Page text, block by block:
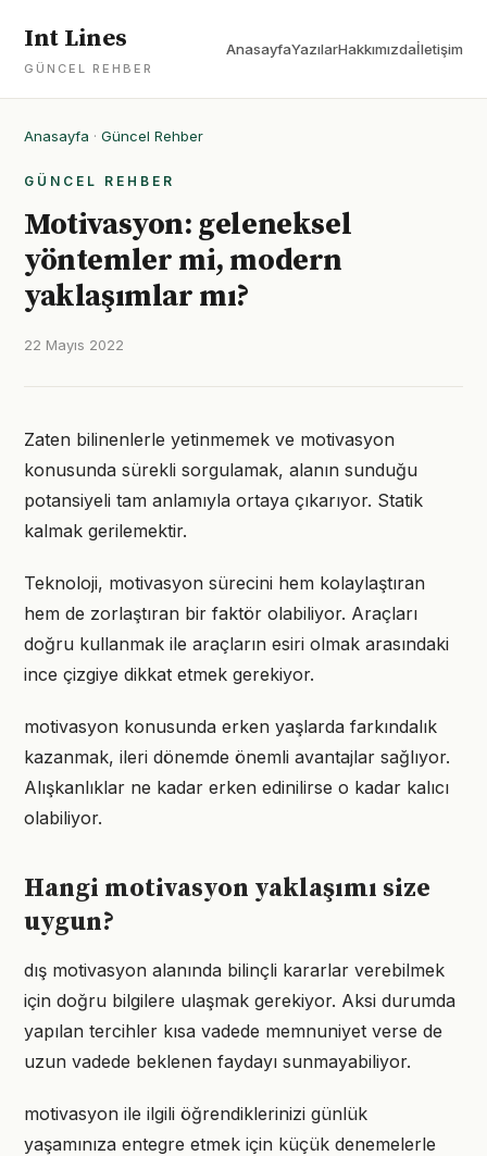
Int Lines
GÜNCEL REHBER
AnasayfaYazılarHakkımızdaİletişim
Anasayfa · Güncel Rehber
GÜNCEL REHBER
Motivasyon: geleneksel
yöntemler mi, modern
yaklaşımlar mı?
22 Mayıs 2022
Zaten bilinenlerle yetinmemek ve motivasyon
konusunda sürekli sorgulamak, alanın sunduğu
potansiyeli tam anlamıyla ortaya çıkarıyor. Statik
kalmak gerilemektir.
Teknoloji, motivasyon sürecini hem kolaylaştıran
hem de zorlaştıran bir faktör olabiliyor. Araçları
doğru kullanmak ile araçların esiri olmak arasındaki
ince çizgiye dikkat etmek gerekiyor.
motivasyon konusunda erken yaşlarda farkındalık
kazanmak, ileri dönemde önemli avantajlar sağlıyor.
Alışkanlıklar ne kadar erken edinilirse o kadar kalıcı
olabiliyor.
Hangi motivasyon yaklaşımı size
uygun?
dış motivasyon alanında bilinçli kararlar verebilmek
için doğru bilgilere ulaşmak gerekiyor. Aksi durumda
yapılan tercihler kısa vadede memnuniyet verse de
uzun vadede beklenen faydayı sunmayabiliyor.
motivasyon ile ilgili öğrendiklerinizi günlük
yaşamınıza entegre etmek için küçük denemelerle